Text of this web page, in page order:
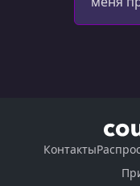
Контакты